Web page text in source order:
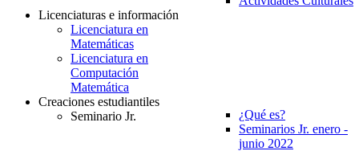
Licenciaturas e información
Licenciatura en
Matemáticas
Licenciatura en
Computación
Matemática
Creaciones estudiantiles
Seminario Jr.
¿Qué es?
Seminarios Jr. enero -
junio 2022